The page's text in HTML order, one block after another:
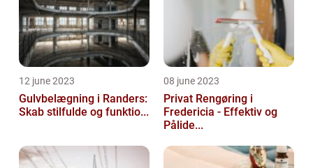
12 june 2023
Gulvbelægning i Randers:
Skab stilfulde og funktio...
08 june 2023
Privat Rengøring i
Fredericia - Effektiv og
Pålide...